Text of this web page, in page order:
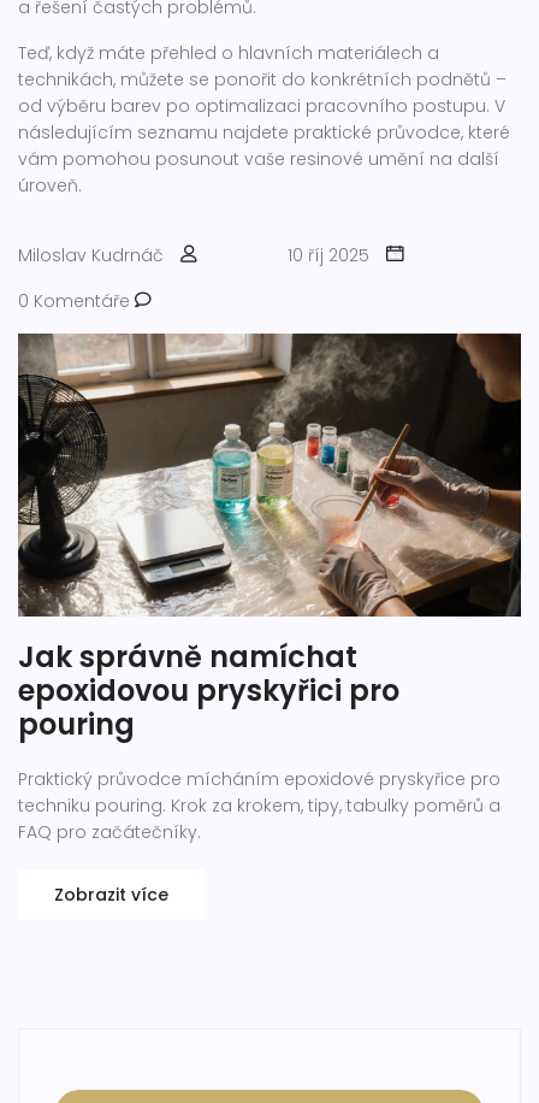
a řešení častých problémů.
Teď, když máte přehled o hlavních materiálech a
technikách, můžete se ponořit do konkrétních podnětů –
od výběru barev po optimalizaci pracovního postupu. V
následujícím seznamu najdete praktické průvodce, které
vám pomohou posunout vaše resinové umění na další
úroveň.
Miloslav Kudrnáč
10 říj 2025
0 Komentáře
Jak správně namíchat
epoxidovou pryskyřici pro
pouring
Praktický průvodce mícháním epoxidové pryskyřice pro
techniku pouring. Krok za krokem, tipy, tabulky poměrů a
FAQ pro začátečníky.
Zobrazit více